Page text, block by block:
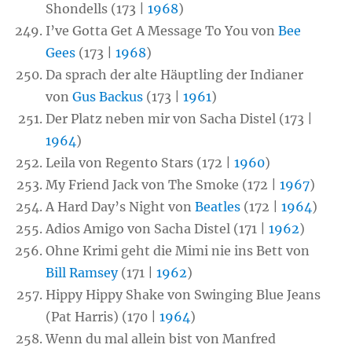
Shondells (173 |1968)
I’ve Gotta Get A Message To You vonBee
Gees (173 |1968)
Da sprach der alte Häuptling der Indianer
vonGus Backus (173 |1961)
Der Platz neben mir von Sacha Distel (173 |
1964)
Leila von Regento Stars (172 |1960)
My Friend Jack von The Smoke (172 |1967)
A Hard Day’s Night vonBeatles (172 |1964)
Adios Amigo von Sacha Distel (171 |1962)
Ohne Krimi geht die Mimi nie ins Bett von
Bill Ramsey(171 |1962)
Hippy Hippy Shake von Swinging Blue Jeans
(Pat Harris) (170 |1964)
Wenn du mal allein bist von Manfred